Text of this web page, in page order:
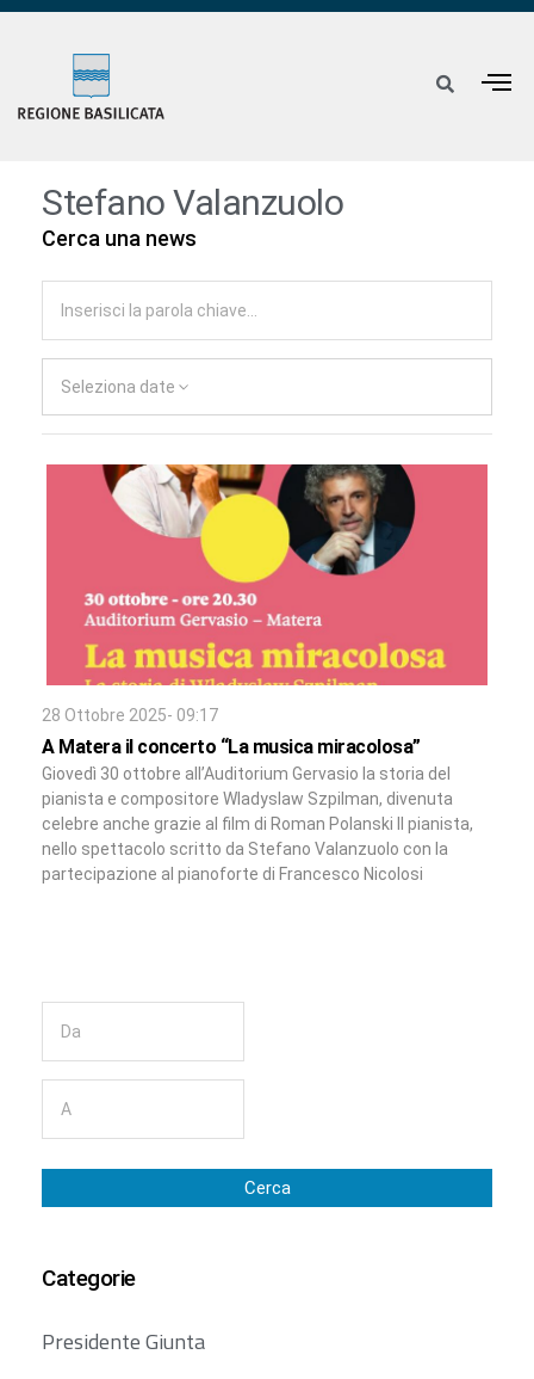
Stefano Valanzuolo
Cerca una news
Seleziona date
28 Ottobre 2025- 09:17
A Matera il concerto “La musica miracolosa”
Giovedì 30 ottobre all’Auditorium Gervasio la storia del
pianista e compositore Wladyslaw Szpilman, divenuta
celebre anche grazie al film di Roman Polanski Il pianista,
nello spettacolo scritto da Stefano Valanzuolo con la
partecipazione al pianoforte di Francesco Nicolosi
Cerca
Categorie
Presidente Giunta